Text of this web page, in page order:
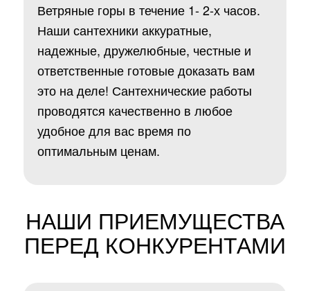
Ветряные горы в течение 1- 2-х часов.
Наши сантехники аккуратные,
надежные, дружелюбные, честные и
ответственные готовые доказать вам
это на деле! Сантехнические работы
проводятся качественно в любое
удобное для вас время по
оптимальным ценам.
НАШИ ПРИЕМУЩЕСТВА
ПЕРЕД КОНКУРЕНТАМИ